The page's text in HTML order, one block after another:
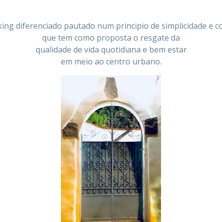
diferenciado pautado num principio de simplicidade e
que tem como proposta o resgate da
qualidade de vida quotidiana e bem estar
em meio ao centro urbano.